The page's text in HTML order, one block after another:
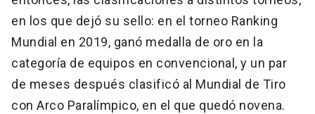
en los que dejó su sello: en el torneo Ranking
Mundial en 2019, ganó medalla de oro en la
categoría de equipos en convencional, y un par
de meses después clasificó al Mundial de Tiro
con Arco Paralímpico, en el que quedó novena.